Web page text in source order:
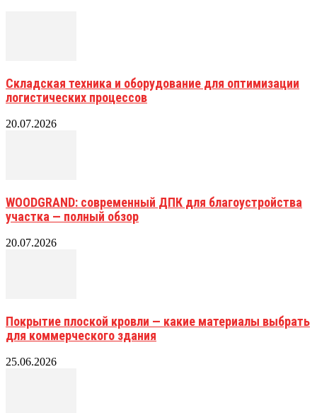
Складская техника и оборудование для оптимизации
логистических процессов
20.07.2026
WOODGRAND: современный ДПК для благоустройства
участка — полный обзор
20.07.2026
Покрытие плоской кровли — какие материалы выбрать
для коммерческого здания
25.06.2026